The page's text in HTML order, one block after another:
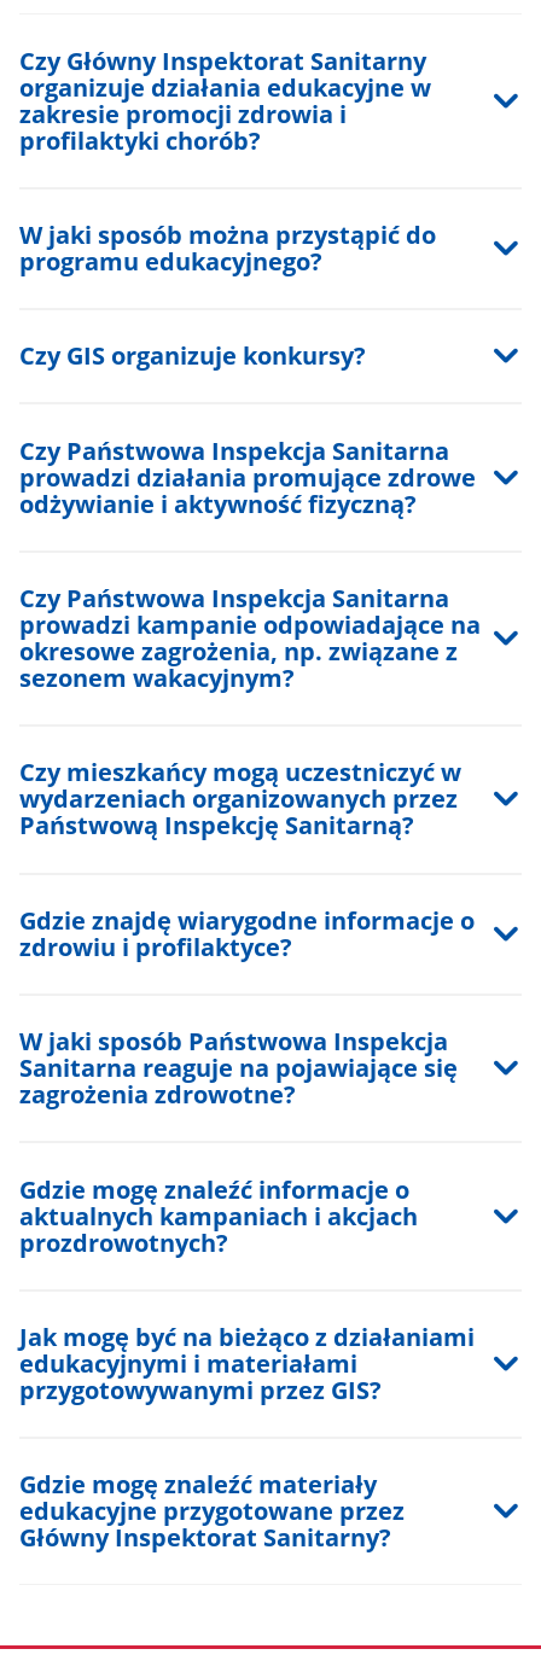
Czy Główny Inspektorat Sanitarny
organizuje działania edukacyjne w
zakresie promocji zdrowia i
profilaktyki chorób?
W jaki sposób można przystąpić do
programu edukacyjnego?
Czy GIS organizuje konkursy?
Czy Państwowa Inspekcja Sanitarna
prowadzi działania promujące zdrowe
odżywianie i aktywność fizyczną?
Czy Państwowa Inspekcja Sanitarna
prowadzi kampanie odpowiadające na
okresowe zagrożenia, np. związane z
sezonem wakacyjnym?
Czy mieszkańcy mogą uczestniczyć w
wydarzeniach organizowanych przez
Państwową Inspekcję Sanitarną?
Gdzie znajdę wiarygodne informacje o
zdrowiu i profilaktyce?
W jaki sposób Państwowa Inspekcja
Sanitarna reaguje na pojawiające się
zagrożenia zdrowotne?
Gdzie mogę znaleźć informacje o
aktualnych kampaniach i akcjach
prozdrowotnych?
Jak mogę być na bieżąco z działaniami
edukacyjnymi i materiałami
przygotowywanymi przez GIS?
Gdzie mogę znaleźć materiały
edukacyjne przygotowane przez
Główny Inspektorat Sanitarny?